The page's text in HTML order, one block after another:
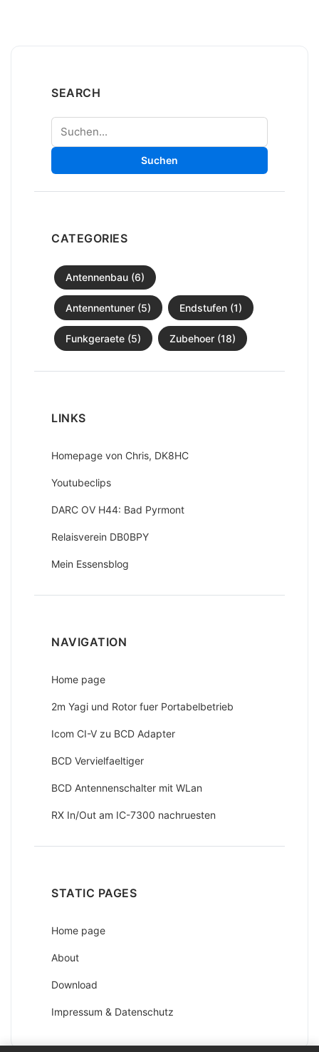
SEARCH
Suchen
Suchen
CATEGORIES
Antennenbau (6)
Antennentuner (5) Endstufen (1)
Funkgeraete (5) Zubehoer (18)
LINKS
Homepage von Chris, DK8HC
Youtubeclips
DARC OV H44: Bad Pyrmont
Relaisverein DB0BPY
Mein Essensblog
NAVIGATION
Home page
2m Yagi und Rotor fuer Portabelbetrieb
Icom CI-V zu BCD Adapter
BCD Vervielfaeltiger
BCD Antennenschalter mit WLan
RX In/Out am IC-7300 nachruesten
STATIC PAGES
Home page
About
Download
Impressum & Datenschutz